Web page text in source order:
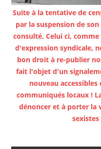
Suite à la tentative de
par la suspension de
consulté. Celui ci,
d'expression syndicale,
bon droit à re-publier
fait l'objet d'un
nouveau
communiqués locaux !
dénoncer et à porter la